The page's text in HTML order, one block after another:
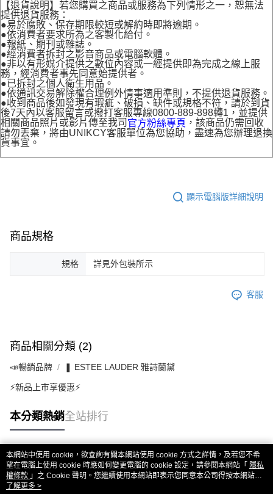
【退貨說明】若您購買之商品或服務為下列情形之一，恕無法
提供退貨服務：
●易於腐敗、保存期限較短或解約時即將逾期。
●依消費者要求所為之客製化給付。
●報紙、期刊或雜誌。
●經消費者拆封之影音商品或電腦軟體。
●非以有形媒介提供之數位內容或一經提供即為完成之線上服
務，經消費者事先同意始提供者。
●已拆封之個人衛生用品。
●依通訊交易解除權合理例外情事適用準則，不提供退貨服務。
●收到商品後如發現有瑕疵、破損、缺件或規格不符，請於到貨
後7天內以客服留言或撥打客服專線0800-889-898轉1，並提供
相關商品照片或影片傳至我司 官方粉絲專頁 ，該商品仍需回收
請勿丟棄，將由UNIKCY客服單位為您協助，盡速為您辦理退換
貨事宜。
顯示電腦版詳細說明
商品規格
規格 詳見外包裝所示
客服
商品相關分類 (2)
📣暢銷品牌 ❚ ESTEE LAUDER 雅詩蘭黛
⚡新品上市享優惠⚡
本分類熱銷全站排行
熱門標籤
本網站中使用 cookie，欲查詢有關本網站使用 cookie 方式之詳情，及若您不希
望在電腦上使用 cookie 時應如何變更電腦的 cookie 設定，請參閱本網站「 隱私
權條款 」之 Cookie 聲明。您繼續使用本網站即表示您同意本公司得按本網站使
用條款之 Cookie 聲明使用 cookie。
了解更多 >